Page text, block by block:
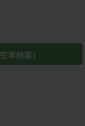
車検索）